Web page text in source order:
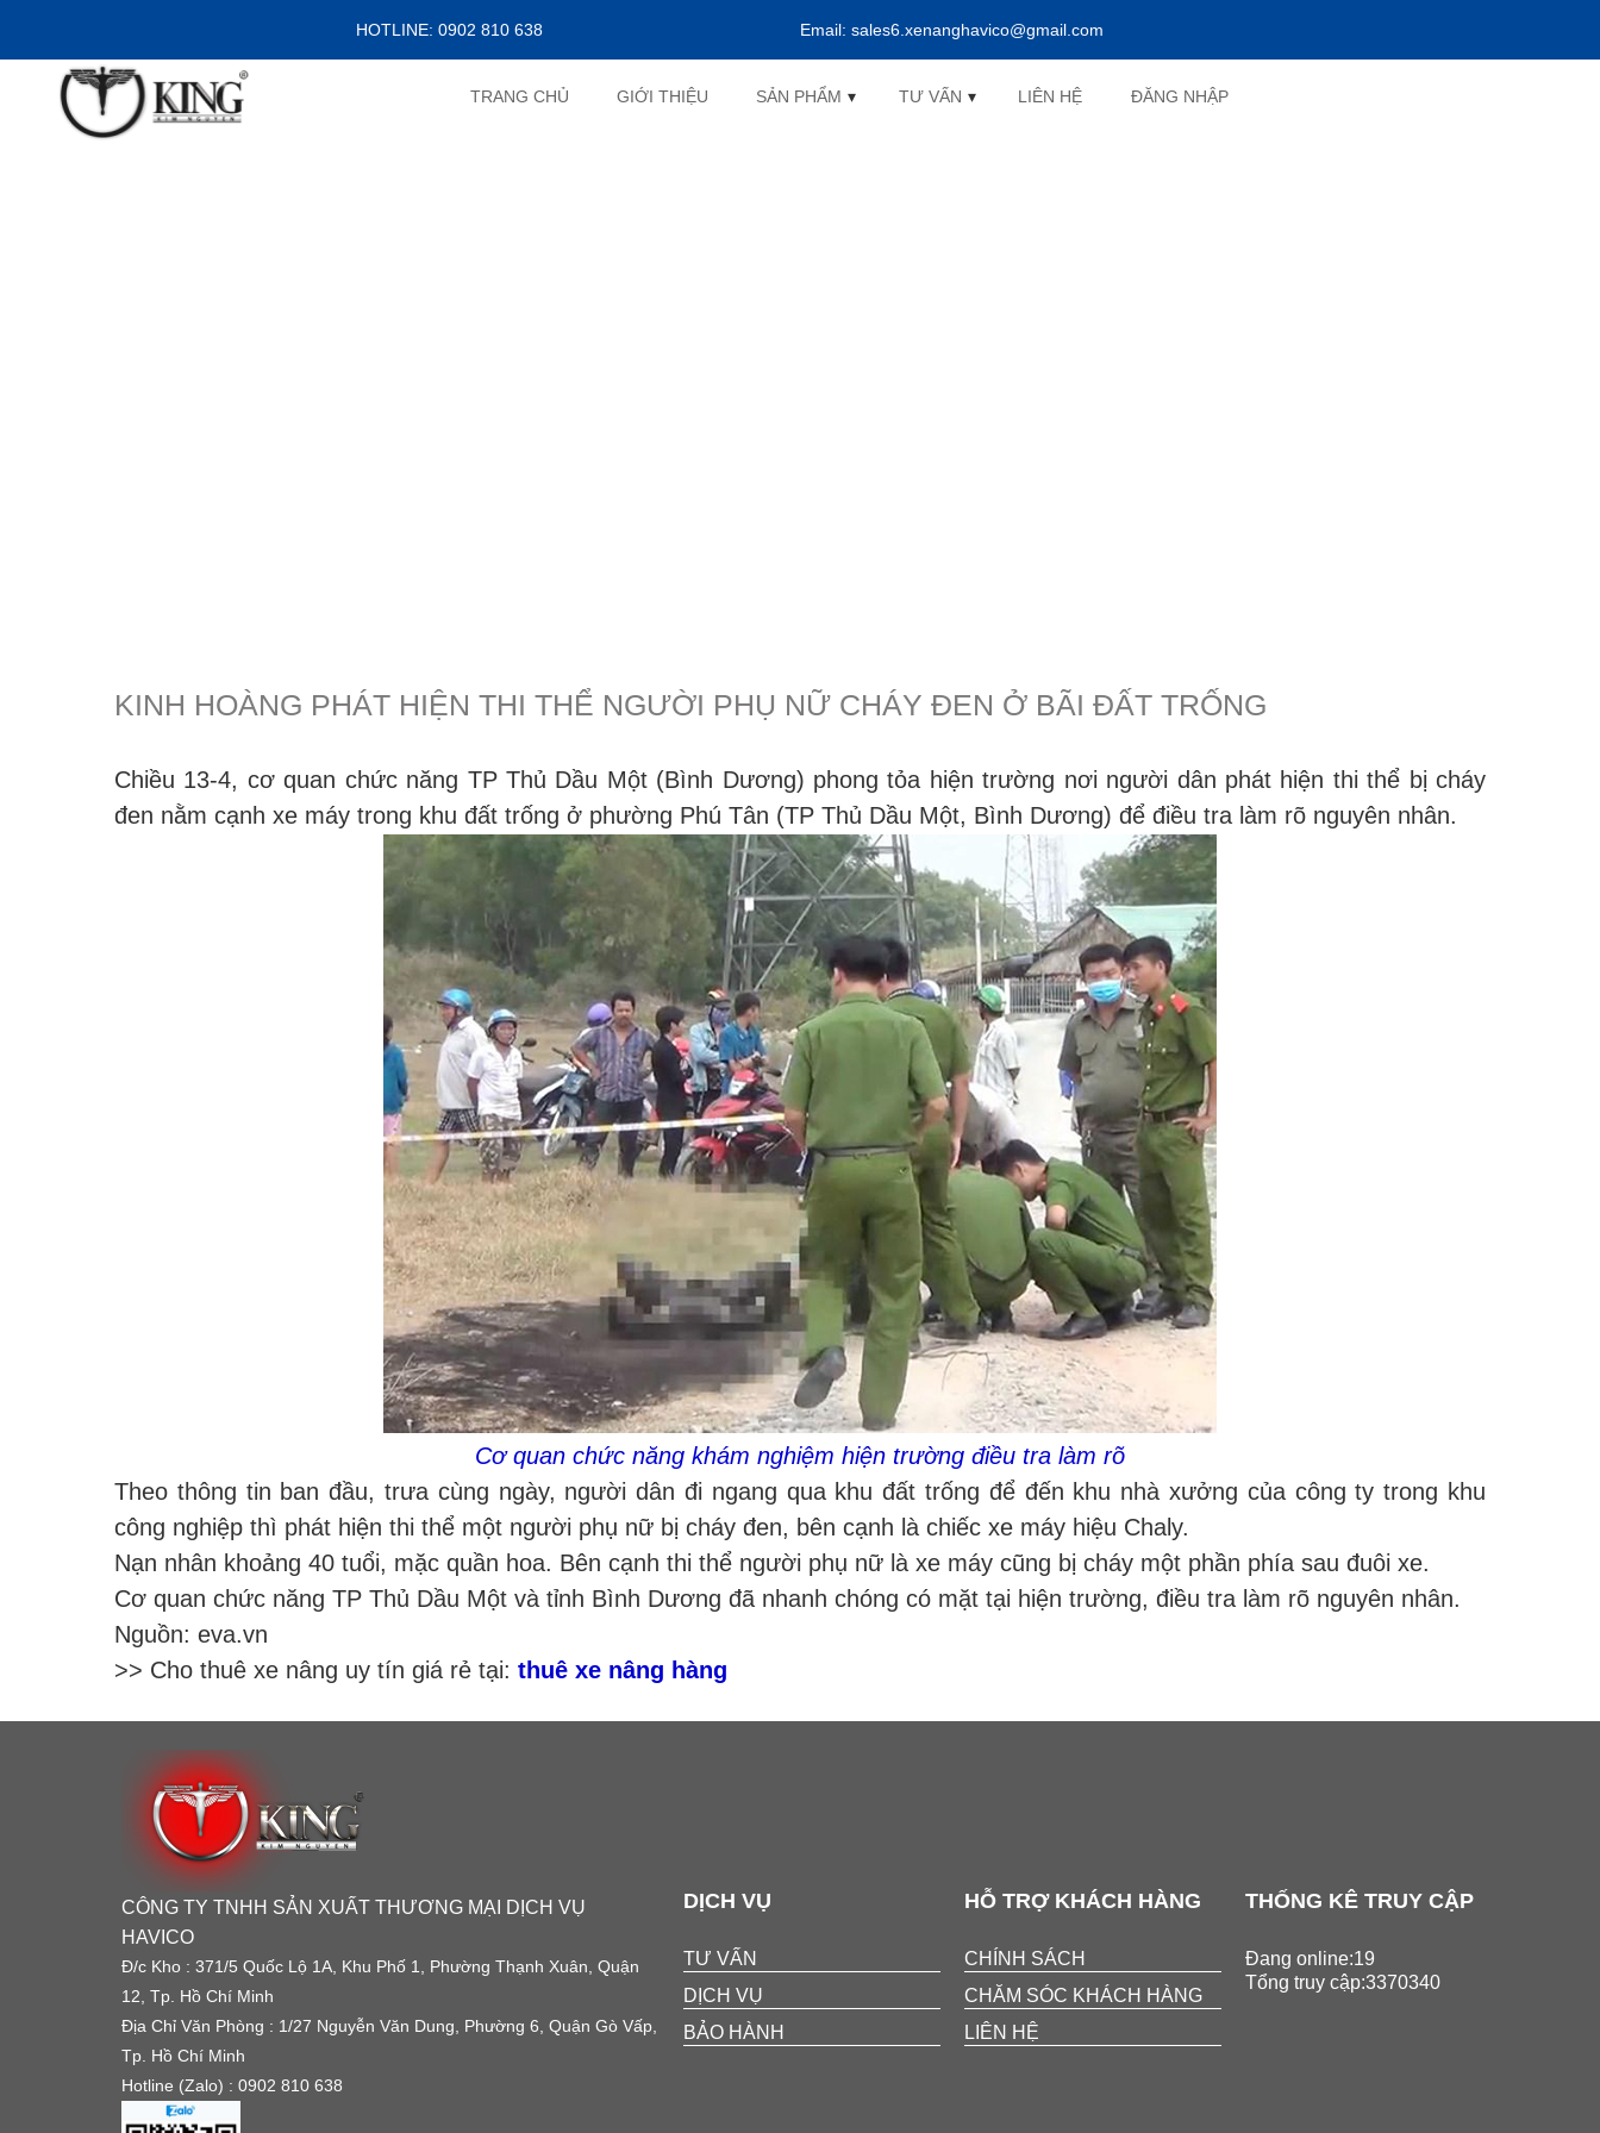
HOTLINE: 0902 810 638 Email: sales6.xenanghavico@gmail.com
TRANG CHỦ GIỚI THIỆU SẢN PHẨM ▾ TƯ VẤN ▾ LIÊN HỆ ĐĂNG NHẬP
KINH HOÀNG PHÁT HIỆN THI THỂ NGƯỜI PHỤ NỮ CHÁY ĐEN Ở BÃI ĐẤT TRỐNG
Chiều 13-4, cơ quan chức năng TP Thủ Dầu Một (Bình Dương) phong tỏa hiện trường nơi người dân phát hiện thi thể bị cháy
đen nằm cạnh xe máy trong khu đất trống ở phường Phú Tân (TP Thủ Dầu Một, Bình Dương) để điều tra làm rõ nguyên nhân.
Cơ quan chức năng khám nghiệm hiện trường điều tra làm rõ
Theo thông tin ban đầu, trưa cùng ngày, người dân đi ngang qua khu đất trống để đến khu nhà xưởng của công ty trong khu
công nghiệp thì phát hiện thi thể một người phụ nữ bị cháy đen, bên cạnh là chiếc xe máy hiệu Chaly.
Nạn nhân khoảng 40 tuổi, mặc quần hoa. Bên cạnh thi thể người phụ nữ là xe máy cũng bị cháy một phần phía sau đuôi xe.
Cơ quan chức năng TP Thủ Dầu Một và tỉnh Bình Dương đã nhanh chóng có mặt tại hiện trường, điều tra làm rõ nguyên nhân.
Nguồn: eva.vn
>> Cho thuê xe nâng uy tín giá rẻ tại: thuê xe nâng hàng
CÔNG TY TNHH SẢN XUẤT THƯƠNG MẠI DỊCH VỤ
HAVICO
Đ/c Kho : 371/5 Quốc Lộ 1A, Khu Phố 1, Phường Thạnh Xuân, Quận
12, Tp. Hồ Chí Minh
Địa Chỉ Văn Phòng : 1/27 Nguyễn Văn Dung, Phường 6, Quận Gò Vấp,
Tp. Hồ Chí Minh
Hotline (Zalo) : 0902 810 638
DỊCH VỤ
TƯ VẤN
DỊCH VỤ
BẢO HÀNH
HỖ TRỢ KHÁCH HÀNG
CHÍNH SÁCH
CHĂM SÓC KHÁCH HÀNG
LIÊN HỆ
THỐNG KÊ TRUY CẬP
Đang online:19
Tổng truy cập:3370340